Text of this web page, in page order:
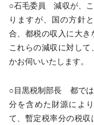
○石毛委員 減収が、こ
りますが、国の方針
合、都税の収入に大き
これらの減収に対し
かお伺いいたします。
○目黒税制部長 都では
分を含めた財源によ
て、暫定税率分の税